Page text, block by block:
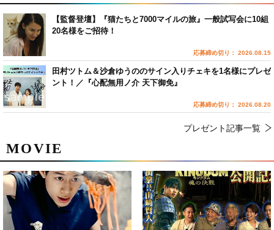
MOVIE
【監督登壇】『猫たちと7000マイルの旅』一般試写会に10組
20名様をご招待！
応募締め切り： 2026.08.15
田村ツトム＆沙倉ゆうののサイン入りチェキを1名様にプレゼ
ント！／『心配無用ノ介 天下御免』
応募締め切り： 2026.08.20
プレゼント記事一覧